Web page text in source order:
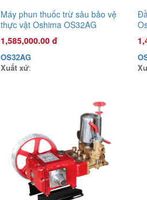
Đầu
Vàng
Máy phun thuốc trừ sâu bảo vệ
thực vật Oshima OS32AG
2.0HP Đen
1,585,000.00 đ
OS32AG
Xuất xứ: